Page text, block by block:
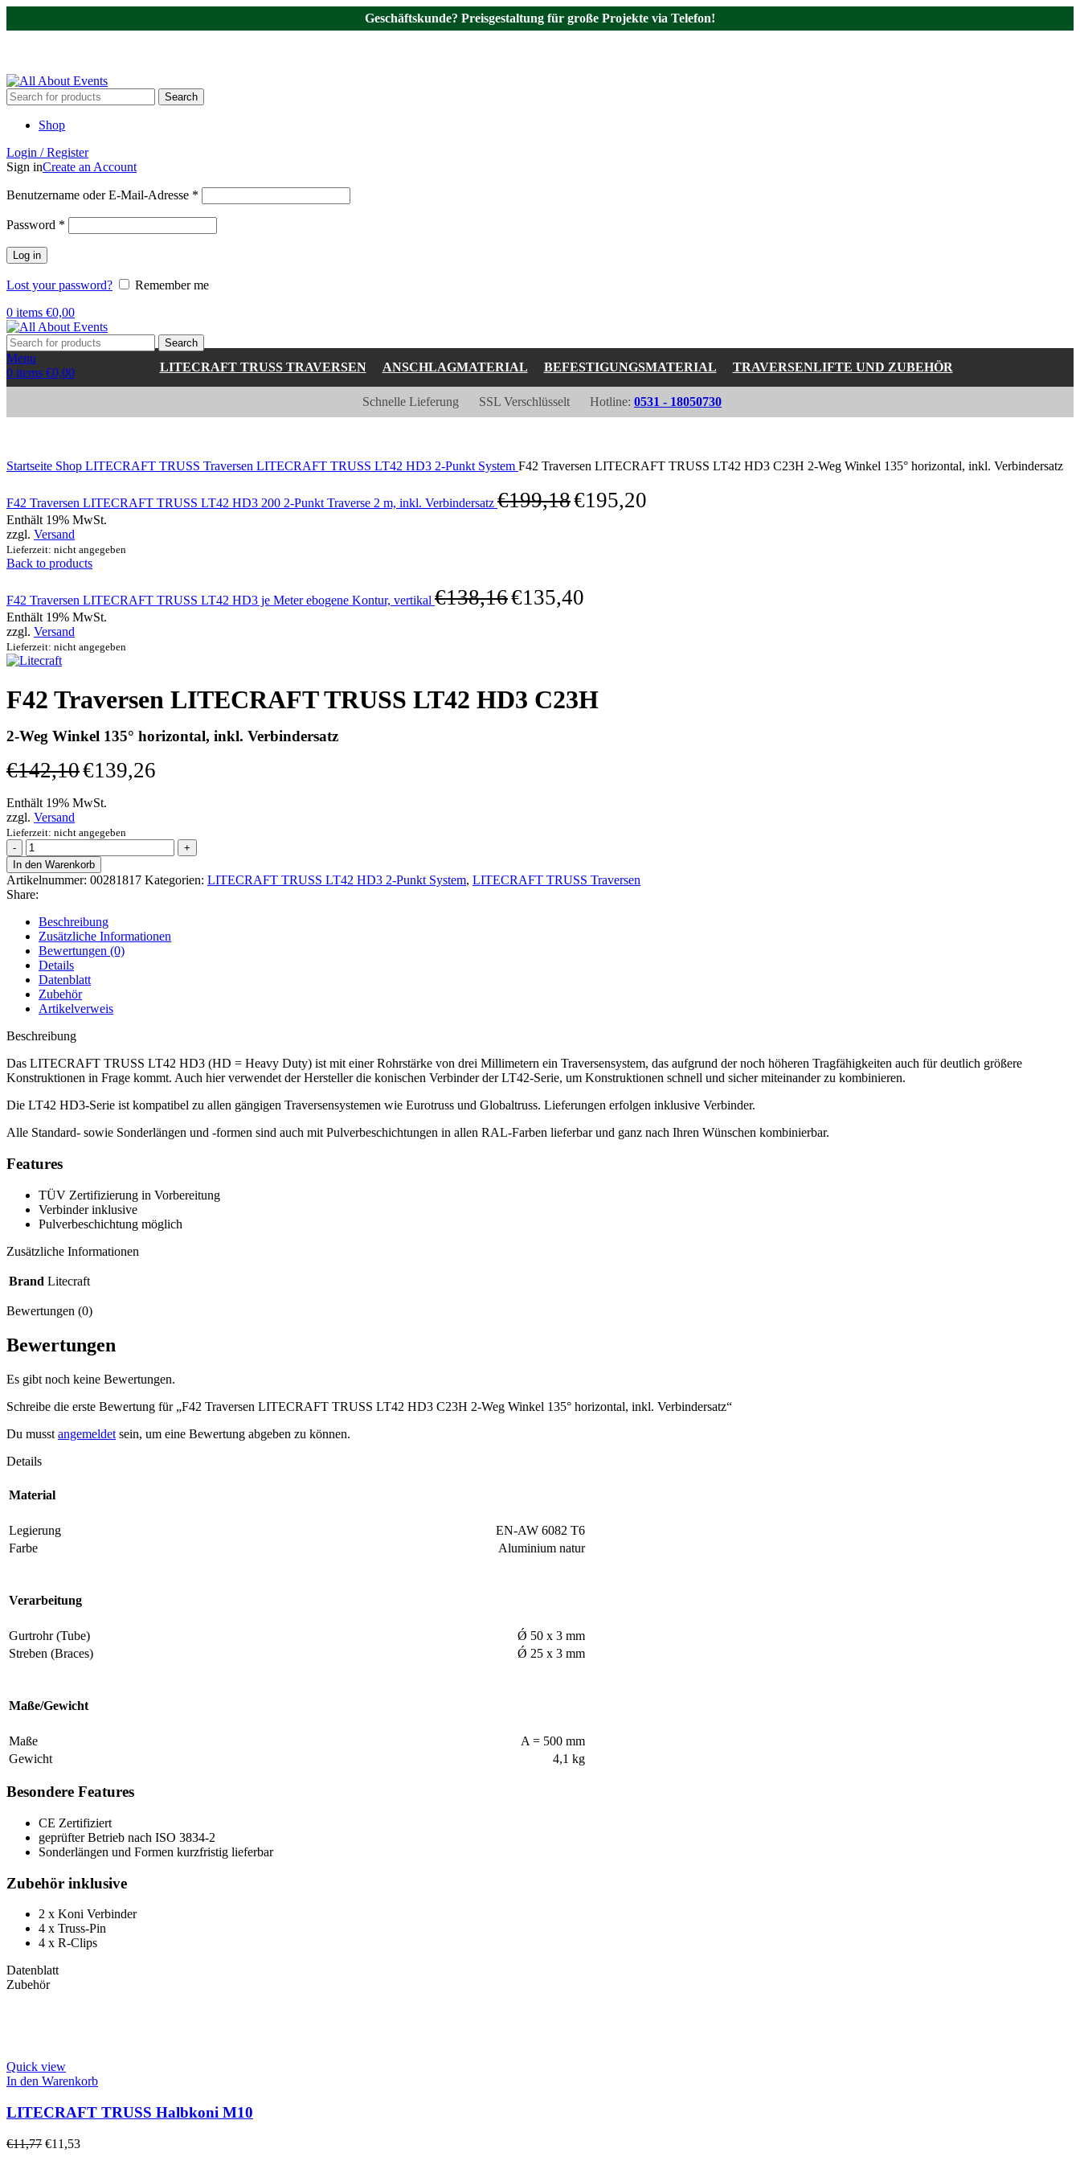
Geschäftskunde? Preisgestaltung für große Projekte via Telefon!
Search
Shop
Login / Register
Sign inCreate an Account
Benutzername oder E-Mail-Adresse *
Password *
Log in
Lost your password?
Remember me
0 items €0,00
Search
Menu
0 items €0,00 LITECRAFT TRUSS TRAVERSEN ANSCHLAGMATERIAL BEFESTIGUNGSMATERIAL TRAVERSENLIFTE UND ZUBEHÖR
Schnelle Lieferung SSL Verschlüsselt Hotline: 0531 - 18050730
Startseite Shop LITECRAFT TRUSS Traversen LITECRAFT TRUSS LT42 HD3 2-Punkt System F42 Traversen LITECRAFT TRUSS LT42 HD3 C23H 2-Weg Winkel 135° horizontal, inkl. Verbindersatz
F42 Traversen LITECRAFT TRUSS LT42 HD3 200 2-Punkt Traverse 2 m, inkl. Verbindersatz €199,18€195,20
Enthält 19% MwSt.
zzgl. Versand
Lieferzeit: nicht angegeben
Back to products
F42 Traversen LITECRAFT TRUSS LT42 HD3 je Meter ebogene Kontur, vertikal €138,16€135,40
Enthält 19% MwSt.
zzgl. Versand
Lieferzeit: nicht angegeben
F42 Traversen LITECRAFT TRUSS LT42 HD3 C23H
2-Weg Winkel 135° horizontal, inkl. Verbindersatz
€142,10€139,26
Enthält 19% MwSt.
zzgl. Versand
Lieferzeit: nicht angegeben
F42
Traversen
LITECRAFT
TRUSS
LT42
HD3
C23H
2-
Weg
Winkel
135°
horizontal,
inkl.
Verbindersatz
In den Warenkorb
Artikelnummer: 00281817 Kategorien: LITECRAFT TRUSS LT42 HD3 2-Punkt System, LITECRAFT TRUSS Traversen
Share:
Beschreibung
Zusätzliche Informationen
Bewertungen (0)
Details
Datenblatt
Zubehör
Artikelverweis
Beschreibung
Das LITECRAFT TRUSS LT42 HD3 (HD = Heavy Duty) ist mit einer Rohrstärke von drei Millimetern ein Traversensystem, das aufgrund der noch höheren Tragfähigkeiten auch für deutlich größere
Konstruktionen in Frage kommt. Auch hier verwendet der Hersteller die konischen Verbinder der LT42-Serie, um Konstruktionen schnell und sicher miteinander zu kombinieren.
Die LT42 HD3-Serie ist kompatibel zu allen gängigen Traversensystemen wie Eurotruss und Globaltruss. Lieferungen erfolgen inklusive Verbinder.
Alle Standard- sowie Sonderlängen und -formen sind auch mit Pulverbeschichtungen in allen RAL-Farben lieferbar und ganz nach Ihren Wünschen kombinierbar.
Features
TÜV Zertifizierung in Vorbereitung
Verbinder inklusive
Pulverbeschichtung möglich
Zusätzliche Informationen
Brand Litecraft
Bewertungen (0)
Bewertungen
Es gibt noch keine Bewertungen.
Schreibe die erste Bewertung für „F42 Traversen LITECRAFT TRUSS LT42 HD3 C23H 2-Weg Winkel 135° horizontal, inkl. Verbindersatz“
Du musst angemeldet sein, um eine Bewertung abgeben zu können.
Details
Material
Legierung
EN-AW 6082 T6
Farbe
Aluminium natur
Verarbeitung
Gurtrohr (Tube)
Ǿ 50 x 3 mm
Streben (Braces)
Ǿ 25 x 3 mm
Maße/Gewicht
Maße
A = 500 mm
Gewicht
4,1 kg
Besondere Features
CE Zertifiziert
geprüfter Betrieb nach ISO 3834-2
Sonderlängen und Formen kurzfristig lieferbar
Zubehör inklusive
2 x Koni Verbinder
4 x Truss-Pin
4 x R-Clips
Datenblatt
Zubehör
Quick view
In den Warenkorb
LITECRAFT TRUSS Halbkoni M10
€11,77 €11,53